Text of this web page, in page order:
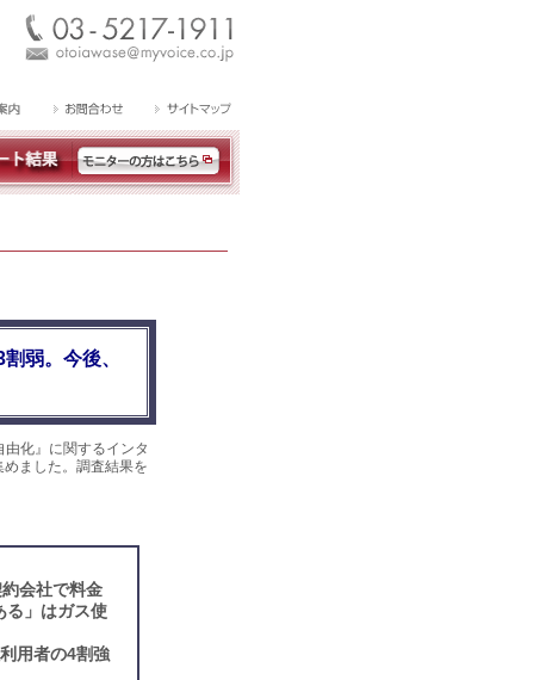
弱。今後、
化』に関するインタ
ました。調査結果を
会社で料金
る」はガス使
用者の4割強